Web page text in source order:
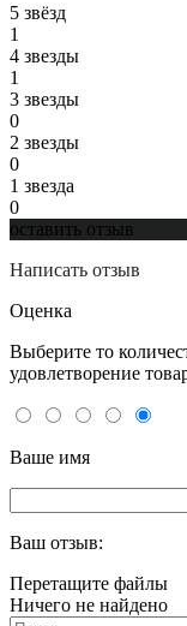
5 звёзд
1
4 звeзды
1
3 звeзды
0
2 звeзды
0
1 звeзда
0
оставить отзыв
Написать отзыв
Оценка
Выберите то
удовлетворение
Ваше имя
Ваш отзыв:
Перетащите файлы
Ничего не найдено